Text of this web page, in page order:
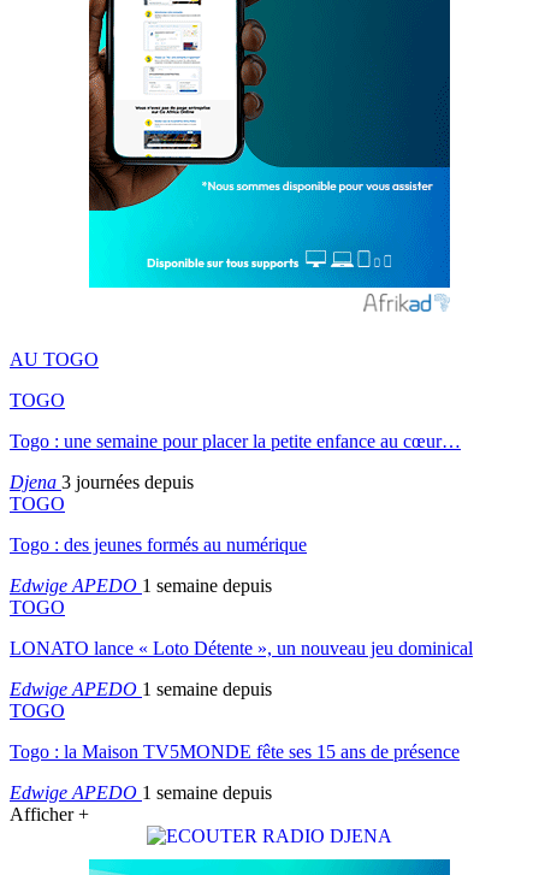
AU TOGO
TOGO
Togo : une semaine pour placer la petite enfance au cœur…
Djena 3 journées depuis
TOGO
Togo : des jeunes formés au numérique
Edwige APEDO 1 semaine depuis
TOGO
LONATO lance « Loto Détente », un nouveau jeu dominical
Edwige APEDO 1 semaine depuis
TOGO
Togo : la Maison TV5MONDE fête ses 15 ans de présence
Edwige APEDO 1 semaine depuis
Afficher +